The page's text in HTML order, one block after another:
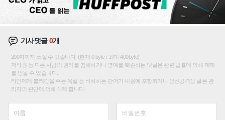
기사댓글0개
200자까지 쓰실 수 있습니다. (현재 0 byte / 최대 400byte)
저작권 등 다른 사람의 권리를 침해하거나 명예를 훼손하는 댓글은 관련 법률에 의해 제재
를 받을 수 있습니다.
타인에게 불쾌감을 주는 욕설 등 비하하는 단어가 내용에 포함되거나 인신공격성 글은 관
리자의 판단에 의해 삭제 합니다.